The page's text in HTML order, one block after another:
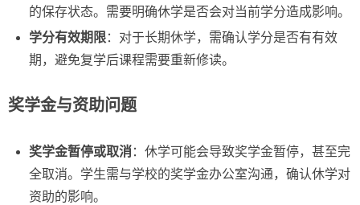
的保存状态。需要明确休学是否会对当前学分造成影响。
学分有效期限：对于长期休学，需确认学分是否有有效
期，避免复学后课程需要重新修读。
奖学金与资助问题
奖学金暂停或取消 ：休学可能会导致奖学金暂停，甚至完
全取消。学生需与学校的奖学金办公室沟通，确认休学对
资助的影响。